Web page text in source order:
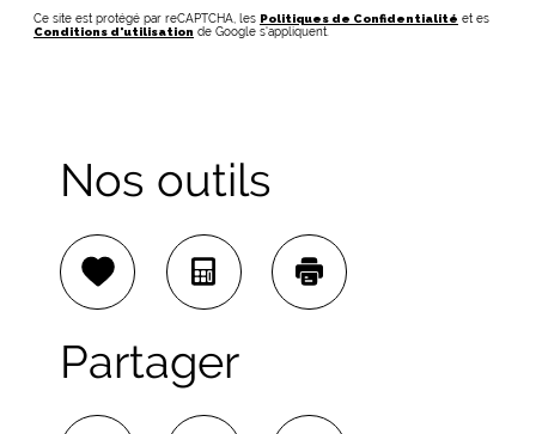
Ce site est protégé par reCAPTCHA, les Politiques de Confidentialité et es
Conditions d'utilisation de Google s'appliquent.
Nos outils
SélectionnerCalculatrice
Imprimer
Partager